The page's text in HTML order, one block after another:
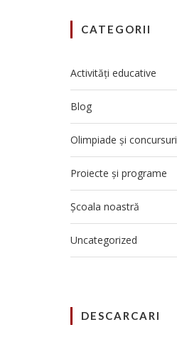
CATEGORII
Activități educative
Blog
Olimpiade și concursuri
Proiecte și programe
Școala noastră
Uncategorized
DESCARCARI